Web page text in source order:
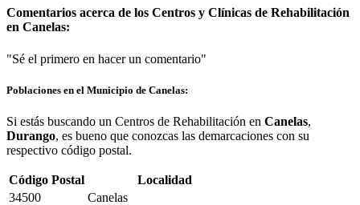
Comentarios acerca de los Centros y Clínicas de Rehabilitación
en Canelas:
"Sé el primero en hacer un comentario"
Poblaciones en el Municipio de Canelas:
Si estás buscando un Centros de Rehabilitación en Canelas,
Durango, es bueno que conozcas las demarcaciones con su
respectivo código postal.
Código Postal
Localidad
34500
Canelas